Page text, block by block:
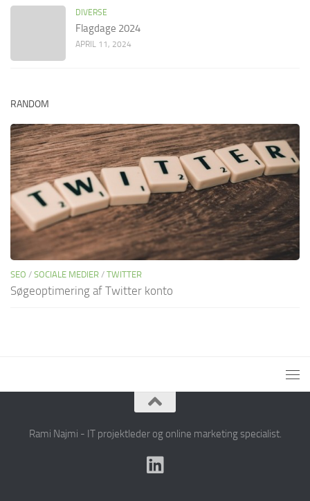
DIVERSE
Flagdage 2024
APRIL 11, 2024
RANDOM
SEO / SOCIALE MEDIER / TWITTER
Søgeoptimering af Twitter konto
Rami Najmi - IT projektleder og online marketing specialist.